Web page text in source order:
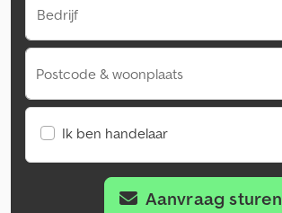
Bedrijf
Postcode & woonplaats
Ik ben handelaar
Aanvraag sturen